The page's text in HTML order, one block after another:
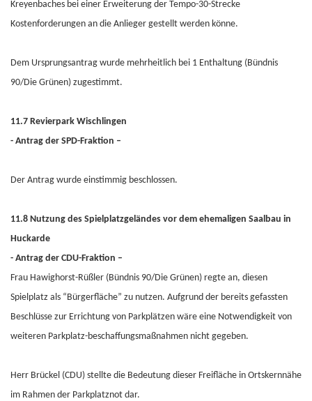
Kreyenbaches bei einer Erweiterung der Tempo-30-Strecke
Kostenforderungen an die Anlieger gestellt werden könne.
Dem Ursprungsantrag wurde mehrheitlich bei 1 Enthaltung (Bündnis
90/Die Grünen) zugestimmt.
11.7 Revierpark Wischlingen
- Antrag der SPD-Fraktion –
Der Antrag wurde einstimmig beschlossen.
11.8 Nutzung des Spielplatzgeländes vor dem ehemaligen Saalbau in
Huckarde
- Antrag der CDU-Fraktion –
Frau Hawighorst-Rüßler (Bündnis 90/Die Grünen) regte an, diesen
Spielplatz als “Bürgerfläche” zu nutzen. Aufgrund der bereits gefassten
Beschlüsse zur Errichtung von Parkplätzen wäre eine Notwendigkeit von
weiteren Parkplatz-beschaffungsmaßnahmen nicht gegeben.
Herr Brückel (CDU) stellte die Bedeutung dieser Freifläche in Ortskernnähe
im Rahmen der Parkplatznot dar.